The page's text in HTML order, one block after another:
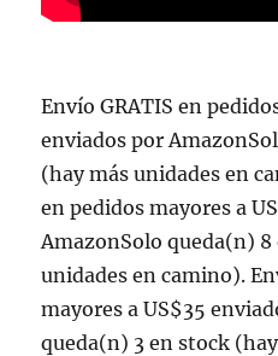
Envío GRATIS en
enviados por
(hay más unidades en
en pedidos mayores a
AmazonSolo queda(n)
unidades en camino).
mayores a US$35
queda(n) 3 en stock